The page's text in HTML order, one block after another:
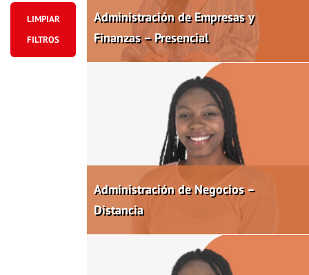
LIMPIAR
FILTROS
Administración de Empresas y
Finanzas – Presencial
Administración de Negocios –
Distancia